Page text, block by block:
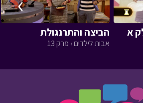
הביצה והתרנגולת
אבות לילדים › פרק 13